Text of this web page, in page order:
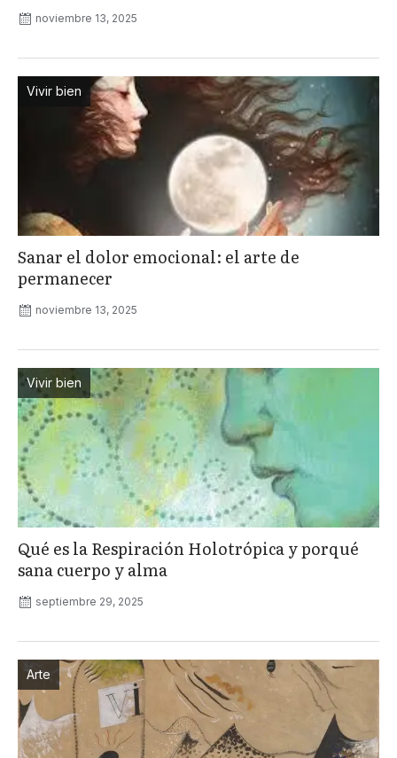
noviembre 13, 2025
Vivir bien
Sanar el dolor emocional: el arte de
permanecer
noviembre 13, 2025
Vivir bien
Qué es la Respiración Holotrópica y porqué
sana cuerpo y alma
septiembre 29, 2025
Arte